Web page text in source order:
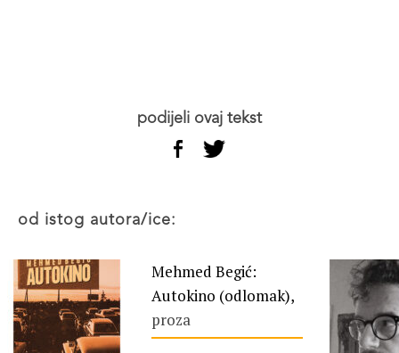
podijeli ovaj tekst
od istog autora/ice:
Mehmed Begić:
Autokino (odlomak),
proza